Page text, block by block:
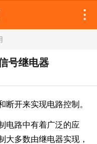
号继电器
断开来实现电路控制。
路中有着广泛的应
大多数由继电器实现，